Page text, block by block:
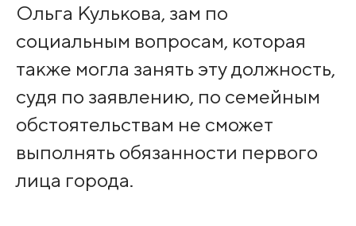
Ольга Кулькова, зам по
социальным вопросам, которая
также могла занять эту должность,
судя по заявлению, по семейным
обстоятельствам не сможет
выполнять обязанности первого
лица города.